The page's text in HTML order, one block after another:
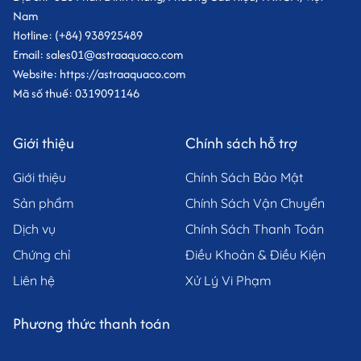
b. Quy Trình Lột Vỏ và Loại Bỏ Chỉ Đen Chuyên
Nghiệp
Quy trình lột vỏ và bỏ chỉ đen
phẩm trong từng công đoạn.
c. Đóng Gói và Bảo Quản Theo Tiêu Chuẩn
Sản phẩm
Tôm Thẻ Chân Trắng Lột vỏ, bỏ chỉ đen
được đóng gói trong bao bì kín, hút chân không và bảo
quản ở nhiệt độ thích hợp để giữ được độ tươi ngon và
nhanh để giữ trọn vẹn hương vị và giá trị dinh dưỡng của
Nam
Hotline: (+84) 938925489
Email: sales01@astraaquaco.com
Website: https://astraaquaco.com
Mã số thuế: 0319091146
Giới thiệu
Giới thiệu
Sản phẩm
Dịch vụ
Chứng chỉ
Liên hệ
Chính sách hỗ trợ
Chính Sách Bảo Mật
Chính Sách Vận Chuyển
Chính Sách Thanh Toán
Điều Khoản & Điều Kiện
Xử Lý Vi Phạm
Phương thức thanh toán